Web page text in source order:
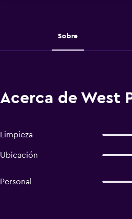
Sobre
Acerca de West
Limpieza
Ubicación
Personal